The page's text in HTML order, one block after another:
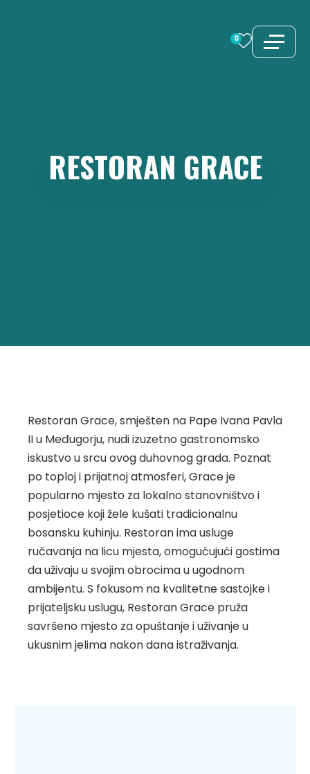
0
RESTORAN GRACE
Restoran Grace, smješten na Pape Ivana Pavla
II u Međugorju, nudi izuzetno gastronomsko
iskustvo u srcu ovog duhovnog grada. Poznat
po toploj i prijatnoj atmosferi, Grace je
popularno mjesto za lokalno stanovništvo i
posjetioce koji žele kušati tradicionalnu
bosansku kuhinju. Restoran ima usluge
ručavanja na licu mjesta, omogućujući gostima
da uživaju u svojim obrocima u ugodnom
ambijentu. S fokusom na kvalitetne sastojke i
prijateljsku uslugu, Restoran Grace pruža
savršeno mjesto za opuštanje i uživanje u
ukusnim jelima nakon dana istraživanja.